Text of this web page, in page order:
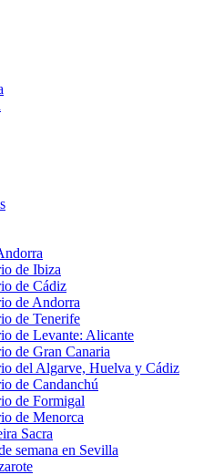
de Ibiza
de Cádiz
de Andorra
de Tenerife
de Levante: Alicante
de Gran Canaria
del Algarve, Huelva y Cádiz
de Candanchú
de Formigal
de Menorca
Sacra
semana en Sevilla